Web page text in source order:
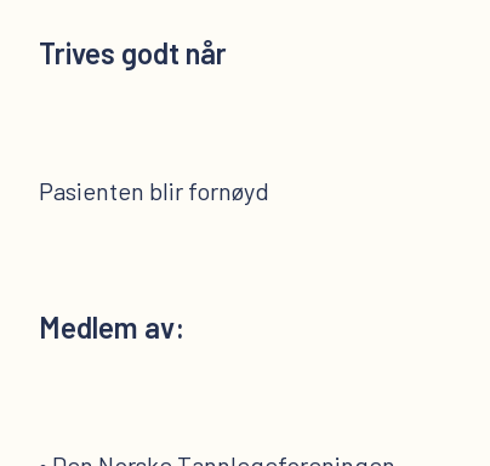
Trives godt når
Pasienten blir fornøyd
Medlem av: